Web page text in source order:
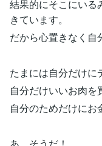
結果的にそこにいる
きています。
だから心置きなく自
たまには自分だけに
自分だけいいお肉を
自分のためだけに
あ、そうだ！